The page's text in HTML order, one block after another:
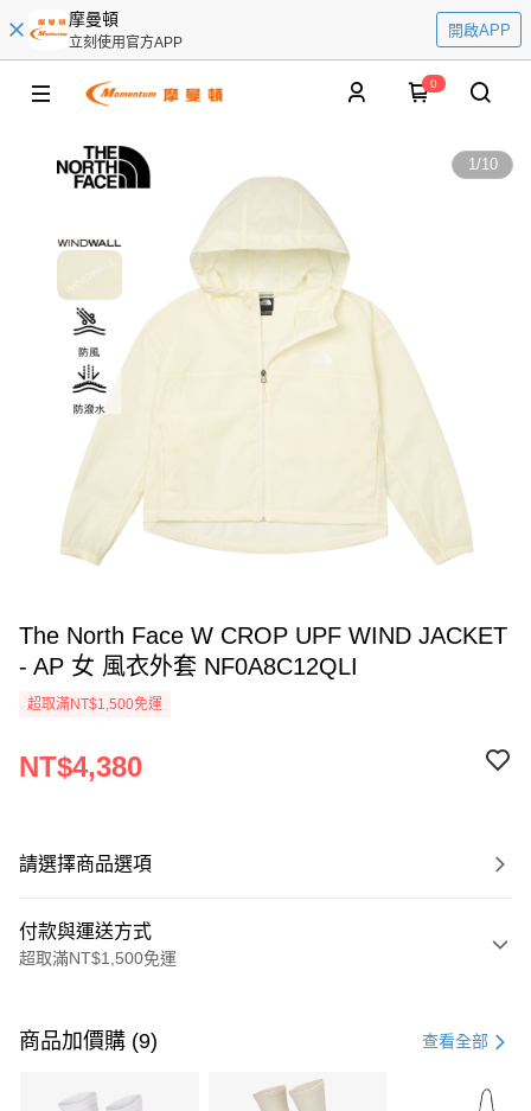
摩曼頓
立刻使用官方APP
開啟APP
0
1/10
The North Face W CROP UPF WIND JACKET
- AP 女 風衣外套 NF0A8C12QLI
超取滿NT$1,500免運
NT$4,380
請選擇商品選項
付款與運送方式
超取滿NT$1,500免運
信用卡一次付款
商品加價購 (9) 查看全部